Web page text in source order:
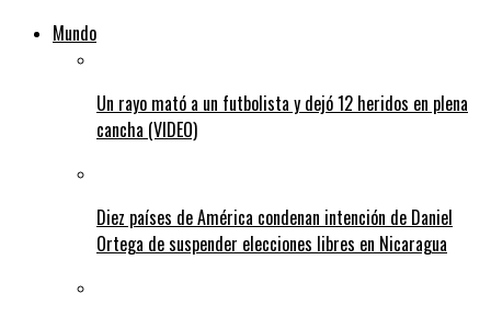
Mundo
Un rayo mató a un futbolista y dejó 12 heridos en plena
cancha (VIDEO)
Diez países de América condenan intención de Daniel
Ortega de suspender elecciones libres en Nicaragua